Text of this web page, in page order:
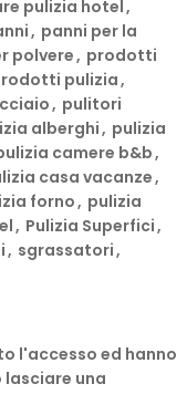
pulizia hotel,
, panni per la
polvere, prodotti
pulizia,
, pulitori
alberghi, pulizia
camere b&b,
casa vacanze,
forno, pulizia
, Pulizia Superfici,
, sgrassatori,
l'accesso ed hanno
una